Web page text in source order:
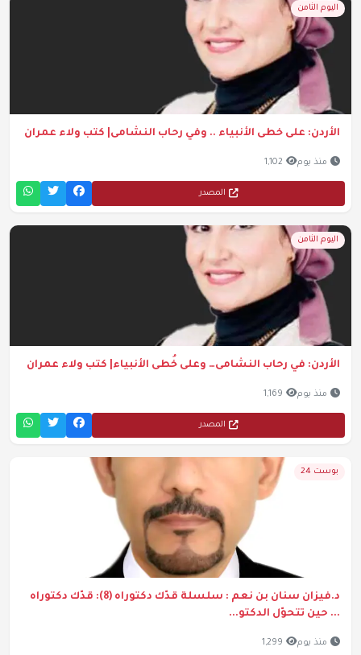
اليوم الثامن
الأردن: على خطى الأنبياء .. وفي رحاب النشامى| كتب ولاء عمران
منذ يوم 1,102
المصدر
اليوم الثامن
الأردن: في رحاب النشامى… وعلى خُطى الأنبياء| كتب ولاء عمران
منذ يوم 1,169
المصدر
بوست 24
د.فيزان سنان بن نعم : سلسلة قدّك دكتوراه (8): قدّك دكتوراه
... حين تتحوّل الدكتو...
منذ يوم 1,299